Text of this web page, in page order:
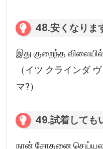
48.安くなりま
இது குறைந்த
（イツ クラインダ
マ?）
49.試着しても
நான் சோதனை